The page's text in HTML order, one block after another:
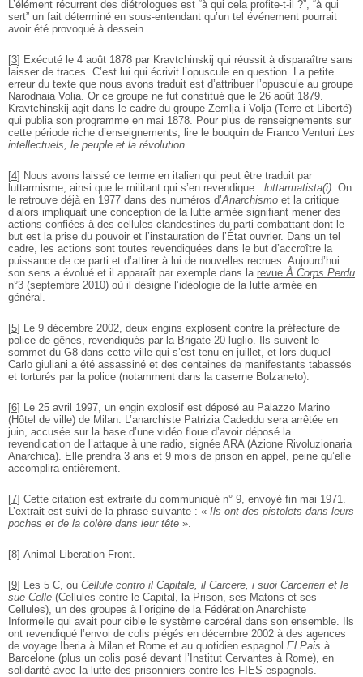
L’élément récurrent des diétrologues est “à qui cela profite-t-il ?”, “à qui
sert” un fait déterminé en sous-entendant qu’un tel événement pourrait
avoir été provoqué à dessein.
[3] Exécuté le 4 août 1878 par Kravtchinskij qui réussit à disparaître sans
laisser de traces. C’est lui qui écrivit l’opuscule en question. La petite
erreur du texte que nous avons traduit est d’attribuer l’opuscule au groupe
Narodnaia Volia. Or ce groupe ne fut constitué que le 26 août 1879.
Kravtchinskij agit dans le cadre du groupe Zemlja i Volja (Terre et Liberté)
qui publia son programme en mai 1878. Pour plus de renseignements sur
cette période riche d’enseignements, lire le bouquin de Franco Venturi Les
intellectuels, le peuple et la révolution.
[4] Nous avons laissé ce terme en italien qui peut être traduit par
luttarmisme, ainsi que le militant qui s’en revendique : lottarmatista(i). On
le retrouve déjà en 1977 dans des numéros d’Anarchismo et la critique
d’alors impliquait une conception de la lutte armée signifiant mener des
actions confiées à des cellules clandestines du parti combattant dont le
but est la prise du pouvoir et l’instauration de l’État ouvrier. Dans un tel
cadre, les actions sont toutes revendiquées dans le but d’accroître la
puissance de ce parti et d’attirer à lui de nouvelles recrues. Aujourd’hui
son sens a évolué et il apparaît par exemple dans la revueÀ Corps Perdu
n°3 (septembre 2010) où il désigne l’idéologie de la lutte armée en
général.
[5] Le 9 décembre 2002, deux engins explosent contre la préfecture de
police de gênes, revendiqués par la Brigate 20 luglio. Ils suivent le
sommet du G8 dans cette ville qui s’est tenu en juillet, et lors duquel
Carlo giuliani a été assassiné et des centaines de manifestants tabassés
et torturés par la police (notamment dans la caserne Bolzaneto).
[6] Le 25 avril 1997, un engin explosif est déposé au Palazzo Marino
(Hôtel de ville) de Milan. L’anarchiste Patrizia Cadeddu sera arrêtée en
juin, accusée sur la base d’une vidéo floue d’avoir déposé la
revendication de l’attaque à une radio, signée ARA (Azione Rivoluzionaria
Anarchica). Elle prendra 3 ans et 9 mois de prison en appel, peine qu’elle
accomplira entièrement.
[7] Cette citation est extraite du communiqué n° 9, envoyé fin mai 1971.
L’extrait est suivi de la phrase suivante : « Ils ont des pistolets dans leurs
poches et de la colère dans leur tête ».
[8] Animal Liberation Front.
[9] Les 5 C, ou Cellule contro il Capitale, il Carcere, i suoi Carcerieri et le
sue Celle (Cellules contre le Capital, la Prison, ses Matons et ses
Cellules), un des groupes à l’origine de la Fédération Anarchiste
Informelle qui avait pour cible le système carcéral dans son ensemble. Ils
ont revendiqué l’envoi de colis piégés en décembre 2002 à des agences
de voyage Iberia à Milan et Rome et au quotidien espagnol El Pais à
Barcelone (plus un colis posé devant l’Institut Cervantes à Rome), en
solidarité avec la lutte des prisonniers contre les FIES espagnols.